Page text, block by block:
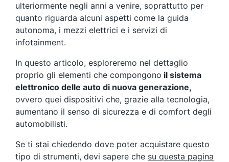
ulteriormente negli anni a venire, soprattutto per
quanto riguarda alcuni aspetti come la guida
autonoma, i mezzi elettrici e i servizi di
infotainment.
In questo articolo, esploreremo nel dettaglio
proprio gli elementi che compongono il sistema
elettronico delle auto di nuova generazione,
ovvero quei dispositivi che, grazie alla tecnologia,
aumentano il senso di sicurezza e di comfort degli
automobilisti.
Se ti stai chiedendo dove poter acquistare questo
tipo di strumenti, devi sapere che su questa pagina